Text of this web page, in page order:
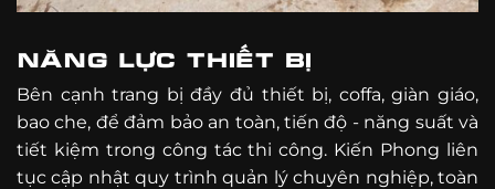
NĂNG LỰC THIẾT BỊ
Bên cạnh trang bị đầy đủ thiết bị, coffa, giàn giáo,
bao che, để đảm bảo an toàn, tiến độ - năng suất và
tiết kiệm trong công tác thi công. Kiến Phong liên
tục cập nhật quy trình quản lý chuyên nghiệp, toàn